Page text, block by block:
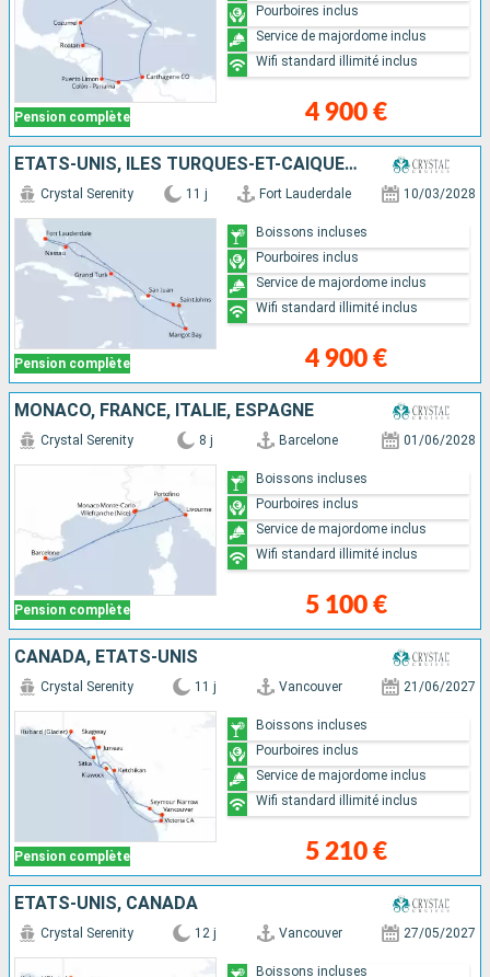
Pension complète 4 900 €
Pourboires inclus
Service de majordome inclus
Wifi standard illimité inclus
ÉTATS-UNIS, ÎLES TURQUES-ET-CAÏQUES, SAINTE-LUCIE, ANTIGUA-ET-BARBUDA, PORTO RICO, BAHAMAS
Pension complète
Crystal Serenity 11 j Fort Lauderdale 10/03/2028
4 900 €
Boissons incluses
Pourboires inclus
Service de majordome inclus
Wifi standard illimité inclus
MONACO, FRANCE, ITALIE, ESPAGNE
Pension complète
Crystal Serenity 8 j Barcelone 01/06/2028
5 100 €
Boissons incluses
Pourboires inclus
Service de majordome inclus
Wifi standard illimité inclus
CANADA, ÉTATS-UNIS
Pension complète
Crystal Serenity 11 j Vancouver 21/06/2027
5 210 €
Boissons incluses
Pourboires inclus
Service de majordome inclus
Wifi standard illimité inclus
ÉTATS-UNIS, CANADA
Crystal Serenity 12 j Vancouver 27/05/2027
Boissons incluses